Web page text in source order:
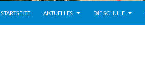
STARTSEITE AKTUELLES DIE SCHULE